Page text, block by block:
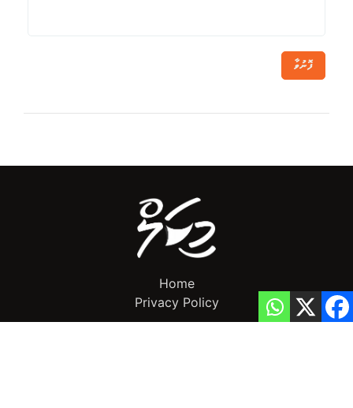
ފޮނުވާ
Home
Privacy Policy